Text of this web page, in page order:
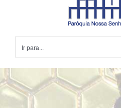
Ir para...